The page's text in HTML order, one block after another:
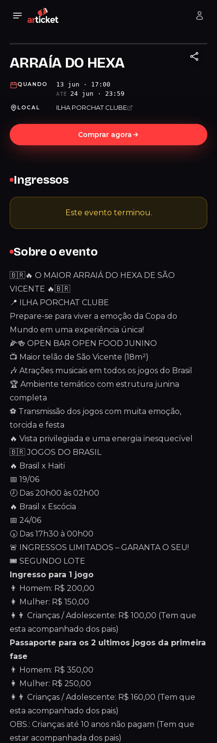
ARRAÍA DO HEXA
QUANDO 13 jun · 17:00
ATÉ 24 jun · 23:59
LOCAL ILHA PORCHAT CLUBE
Comprar agora
Sobre o evento
🇧🇷🔥 O MAIOR ARRAIÁ DO HEXA DE SÃO
VICENTE 🔥🇧🇷
📍 ILHA PORCHAT CLUBE
Prepare-se para viver a emoção da Copa do
Mundo em uma experiência única!
🌽🍻 OPEN BAR OPEN FOOD JUNINO
📺 Maior telão de São Vicente (18m²)
🎶 Atrações musicais em todos os jogos do Brasil
🏆 Ambiente temático com estrutura junina
completa
⚽ Transmissão dos jogos com muita emoção,
torcida e festa
🔥 Vista privilegiada e uma energia inesquecível
🇧🇷 JOGOS DO BRASIL
🔥 Brasil x Haiti
📅 19/06
🕗 Das 20h00 às 02h00
🔥 Brasil x Escócia
📅 24/06
🕠 Das 17h30 à 00h00
🚨 INGRESSOS LIMITADOS – GARANTA O SEU!
🎟️ SEGUNDO LOTE
Ingresso para 1 jogo
👨 Homem: R$ 200,00
👩 Mulher: R$ 150,00
👩👨 Crianças / Adolescente: R$ 100,00 (Tem que
esta acompanhado dos pais)
Passaporte para os 2 ultimos jogos da primeira
fase
👨 Homem: R$ 350,00
👩 Mulher: R$ 250,00
👩👨 Crianças / Adolescente: R$ 160,00 (Tem que
esta acompanhado dos pais)
OBS.: Crianças até 10 anos não pagam (Tem que
estar acompanhada dos pais)
Ingressos
Este evento terminou.